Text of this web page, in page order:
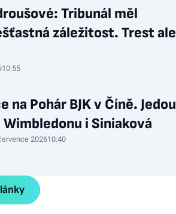
Tribunál měl
záležitost. Trest ale
10:55
na Pohár BJK v Číně. Jedou
i Siniaková
202610:40